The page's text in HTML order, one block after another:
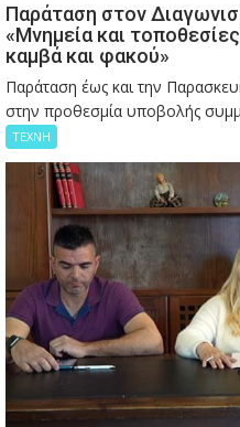
Παράταση στον
«Μνημεία και
καμβά και φακού»
Παράταση έως και την
στην προθεσμία υποβολής
ΤΕΧΝΗ